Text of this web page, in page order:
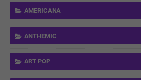
AMERICANA
ANTHEMIC
ART POP